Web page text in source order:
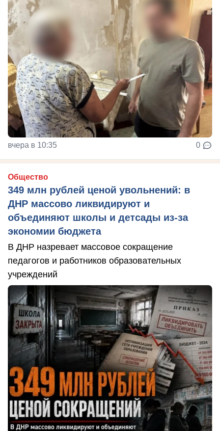
вчера в 10:35 0
Общество
349 млн рублей ценой увольнений: в
ДНР массово ликвидируют и
объединяют школы и детсады из-за
экономии бюджета
В ДНР назревает массовое сокращение
педагогов и работников образовательных
учреждений